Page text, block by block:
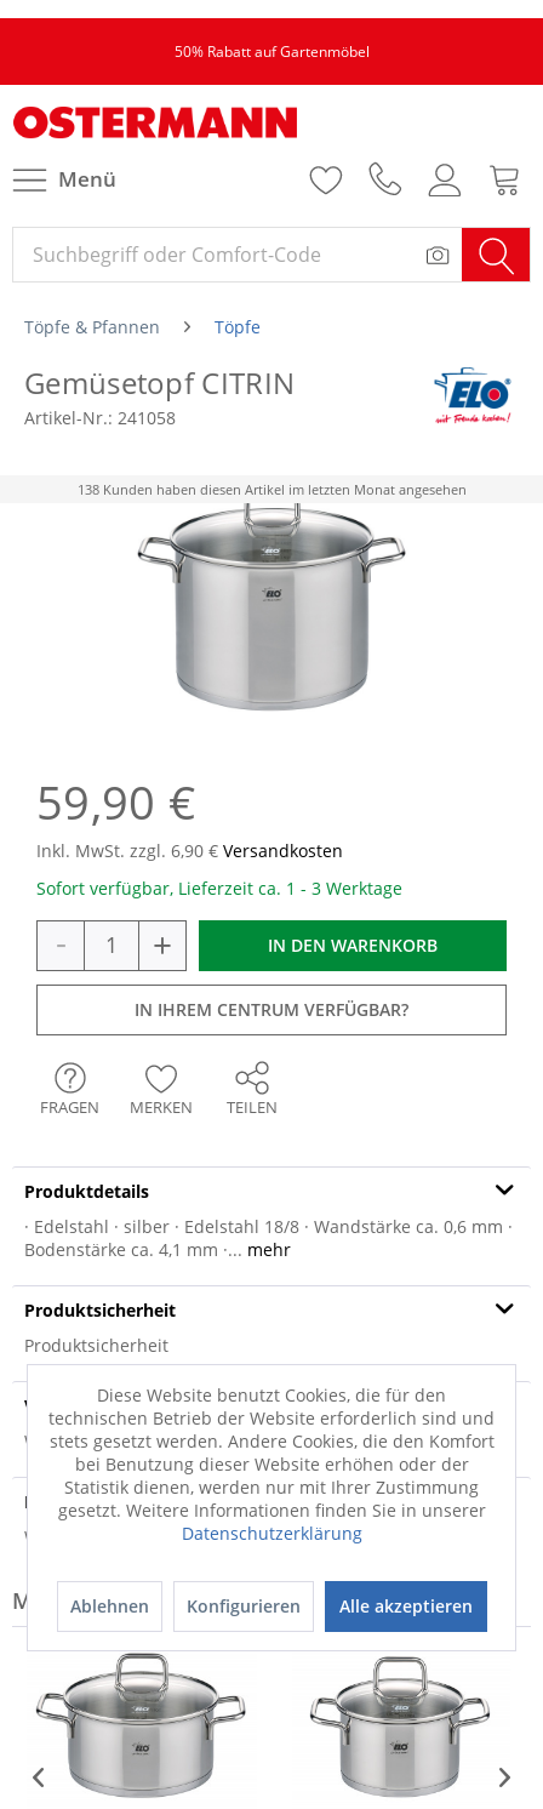
50% Rabatt auf Gartenmöbel
Menü
Töpfe & Pfannen Töpfe
Gemüsetopf CITRIN
Artikel-Nr.: 241058
138 Kunden haben diesen Artikel im letzten Monat angesehen
59,90 €
Inkl. MwSt. zzgl. 6,90 € Versandkosten
Sofort verfügbar, Lieferzeit ca. 1 - 3 Werktage
- + IN DEN WARENKORB
IN IHREM CENTRUM VERFÜGBAR?
FRAGEN MERKEN TEILEN
Produktdetails
· Edelstahl · silber · Edelstahl 18/8 · Wandstärke ca. 0,6 mm ·
Bodenstärke ca. 4,1 mm ·... mehr
Produktsicherheit
Produktsicherheit
Versandinfo
Weitere Informationen zum Versand...
Hersteller
Weitere Informationen zum Hersteller...
Modell-Familie: CITRIN
Diese Website benutzt Cookies, die für den
technischen Betrieb der Website erforderlich sind und
stets gesetzt werden. Andere Cookies, die den Komfort
bei Benutzung dieser Website erhöhen oder der
Statistik dienen, werden nur mit Ihrer Zustimmung
gesetzt. Weitere Informationen finden Sie in unserer
Datenschutzerklärung
Ablehnen Konfigurieren Alle akzeptieren